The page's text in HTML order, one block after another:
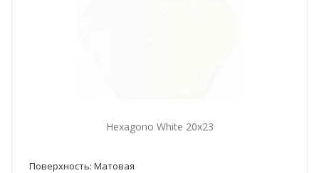
Hexagono White 20x23
Поверхность: Матовая